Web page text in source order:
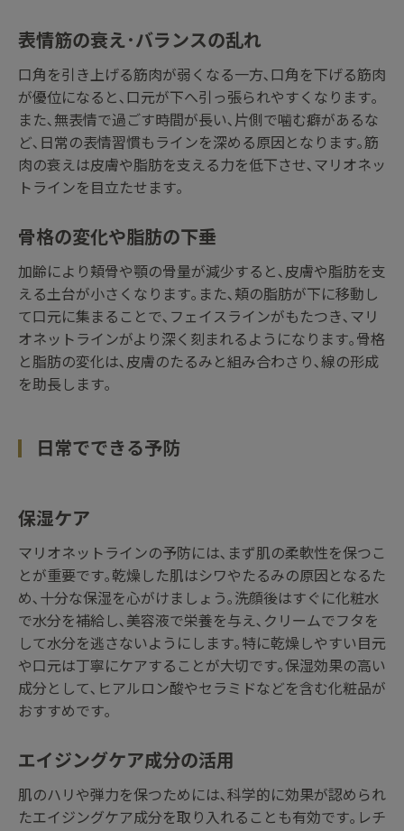
表情筋の衰え･バランスの乱れ
口角を引き上げる筋肉が弱くなる一方､口角を下げる筋肉
が優位になると､口元が下へ引っ張られやすくなります｡
また､無表情で過ごす時間が長い､片側で噛む癖があるな
ど､日常の表情習慣もラインを深める原因となります｡筋
肉の衰えは皮膚や脂肪を支える力を低下させ､マリオネッ
トラインを目立たせます｡
骨格の変化や脂肪の下垂
加齢により頬骨や顎の骨量が減少すると､皮膚や脂肪を支
える土台が小さくなります｡また､頬の脂肪が下に移動し
て口元に集まることで､フェイスラインがもたつき､マリ
オネットラインがより深く刻まれるようになります｡骨格
と脂肪の変化は､皮膚のたるみと組み合わさり､線の形成
を助長します｡
日常でできる予防
保湿ケア
マリオネットラインの予防には､まず肌の柔軟性を保つこ
とが重要です｡乾燥した肌はシワやたるみの原因となるた
め､十分な保湿を心がけましょう｡洗顔後はすぐに化粧水
で水分を補給し､美容液で栄養を与え､クリームでフタを
して水分を逃さないようにします｡特に乾燥しやすい目元
や口元は丁寧にケアすることが大切です｡保湿効果の高い
成分として､ヒアルロン酸やセラミドなどを含む化粧品が
おすすめです｡
エイジングケア成分の活用
肌のハリや弾力を保つためには､科学的に効果が認められ
たエイジングケア成分を取り入れることも有効です｡レチ